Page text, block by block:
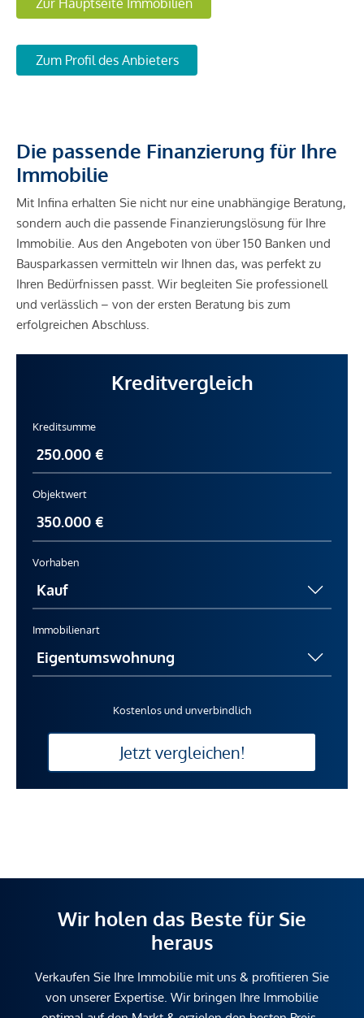
Zur Hauptseite Immobilien
Zum Profil des Anbieters
Die passende Finanzierung für Ihre
Immobilie
Mit Infina erhalten Sie nicht nur eine unabhängige Beratung,
sondern auch die passende Finanzierungslösung für Ihre
Immobilie. Aus den Angeboten von über 150 Banken und
Bausparkassen vermitteln wir Ihnen das, was perfekt zu
Ihren Bedürfnissen passt. Wir begleiten Sie professionell
und verlässlich – von der ersten Beratung bis zum
erfolgreichen Abschluss.
Kreditvergleich
Kreditsumme
Objektwert
Vorhaben
Immobilienart
Kostenlos und unverbindlich
Jetzt vergleichen!
Wir holen das Beste für Sie
heraus
Verkaufen Sie Ihre Immobilie mit uns & profitieren Sie
von unserer Expertise. Wir bringen Ihre Immobilie